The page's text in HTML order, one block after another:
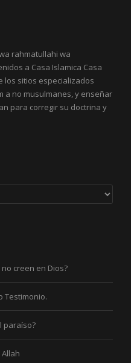
rahmatullahi wa
a Casa Islamica Casa
los sitios especializados
a no musulmanes, y enseñar
para corregir su doctrina y
creen en Dios?
Testimonio.
paraíso?